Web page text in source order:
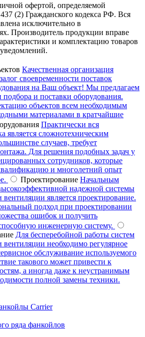
офертой, определяемой
(2) Гражданского кодекса РФ. Вся
исключительно в
Производитель продукции вправе
и комплектацию товаров
Качественная организация
своевременности поставок
на Ваш объект! Мы предлагаем
подбора и поставки оборудования.
объектов всем необходимым
материалами в кратчайшие
Практически вся
является сложнотехническим
случаев, требует
Для решения подобных задач у
сотрудников, которые
и многолетний опыт
Проектирование Начальным
надежной системы
является проектирование.
подход при проектировании
ошибок и получить
инженерную систему.
Для бесперебойной работы систем
необходимо регулярное
обслуживание используемого
такового может привести к
а иногда даже к неустранимым
полной замены техники.
Carrier
ряда фанкойлов